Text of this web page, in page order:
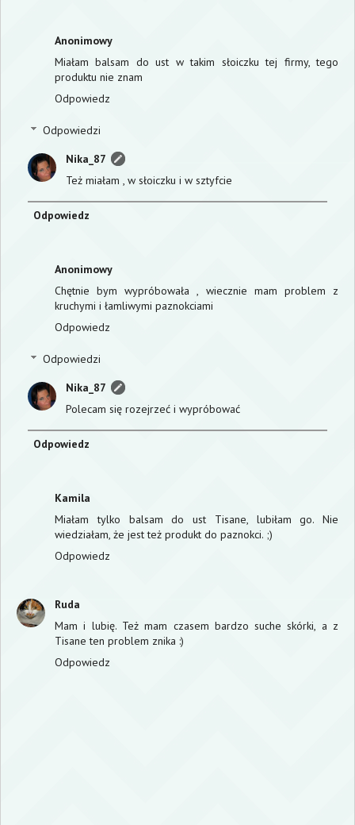
Anonimowy
Miałam balsam do ust w takim słoiczku tej firmy, tego
produktu nie znam
Odpowiedz
Odpowiedzi
Nika_87
Też miałam , w słoiczku i w sztyfcie
Odpowiedz
Anonimowy
Chętnie bym wypróbowała , wiecznie mam problem z
kruchymi i łamliwymi paznokciami
Odpowiedz
Odpowiedzi
Nika_87
Polecam się rozejrzeć i wypróbować
Odpowiedz
Kamila
Miałam tylko balsam do ust Tisane, lubiłam go. Nie
wiedziałam, że jest też produkt do paznokci. ;)
Odpowiedz
Ruda
Mam i lubię. Też mam czasem bardzo suche skórki, a z
Tisane ten problem znika :)
Odpowiedz